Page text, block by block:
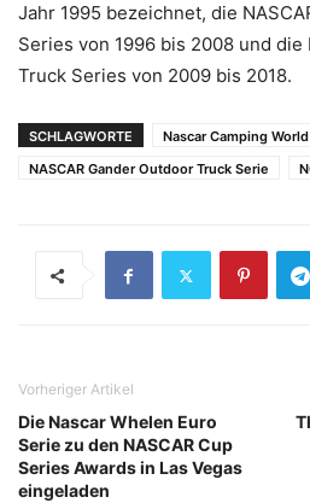
Jahr 1995 bezeichnet, die
Series von 1996 bis 2008 und die
Truck Series von 2009 bis 2018.
SCHLAGWORTE
Nascar Camping
NASCAR Gander Outdoor Truck Serie
Vorheriger Artikel
Die Nascar Whelen Euro
Serie zu den NASCAR Cup
Series Awards in Las Vegas
eingeladen